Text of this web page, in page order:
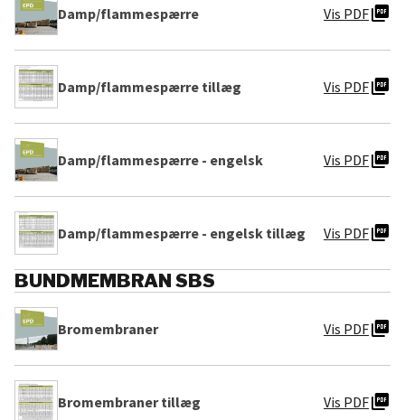
Damp/flammespærre Vis PDFpicture_as_pdf
Damp/flammespærre tillæg Vis PDFpicture_as_pdf
Damp/flammespærre - engelsk Vis PDFpicture_as_pdf
Damp/flammespærre - engelsk tillæg Vis PDFpicture_as_pdf
BUNDMEMBRAN SBS
Bromembraner Vis PDFpicture_as_pdf
Bromembraner tillæg Vis PDFpicture_as_pdf